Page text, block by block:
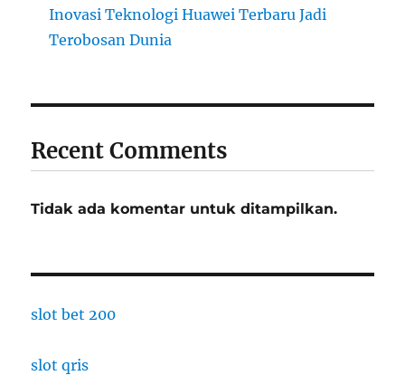
Inovasi Teknologi Huawei Terbaru Jadi
Terobosan Dunia
Recent Comments
Tidak ada komentar untuk ditampilkan.
slot bet 200
slot qris